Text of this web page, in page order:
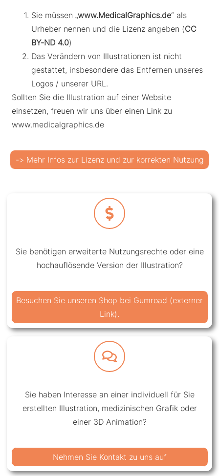
Sie müssen „www.MedicalGraphics.de“ als
Urheber nennen und die Lizenz angeben (CC
BY-ND 4.0)
Das Verändern von Illustrationen ist nicht
gestattet, insbesondere das Entfernen unseres
Logos / unserer URL.
Sollten Sie die Illustration auf einer Website
einsetzen, freuen wir uns über einen Link zu
www.medicalgraphics.de
-> Mehr Infos zur Lizenz und zur korrekten Nutzung
Sie benötigen erweiterte Nutzungsrechte oder eine
hochauflösende Version der Illustration?
Besuchen Sie unseren Shop bei Gumroad (externer
Link).
Sie haben Interesse an einer individuell für Sie
erstellten Illustration, medizinischen Grafik oder
einer 3D Animation?
Nehmen Sie Kontakt zu uns auf